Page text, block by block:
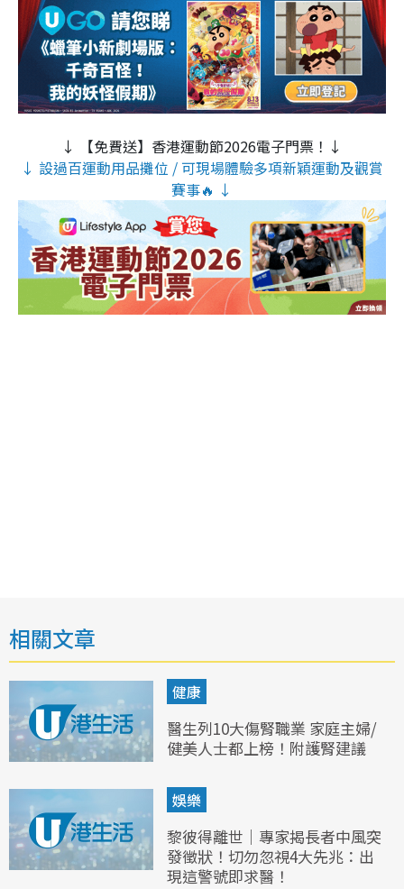
↓ 【免費送】香港運動節2026電子門票！↓
↓ 設過百運動用品攤位 / 可現場體驗多項新穎運動及觀賞
賽事🔥 ↓
相關文章
健康
醫生列10大傷腎職業 家庭主婦/
健美人士都上榜！附護腎建議
娛樂
黎彼得離世｜專家揭長者中風突
發徵狀！切勿忽視4大先兆：出
現這警號即求醫！